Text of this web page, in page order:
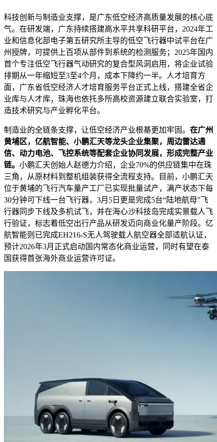
科技创新与制造业支撑，是广东低空经济高质量发展的核心底
气。在研发端，广东持续搭建高水平共享科研平台，2024年工
业和信息化部电子第五研究所主导的低空飞行器中试平台在广
州授牌，可提供上百项从部件到系统的检测服务；2025年国内
首个专注低空飞行器气动研究的复合型风洞启用，将企业试验
排期从一年缩短至3至4个月，成本下降约一半。人才培育方
面，广东省低空经济人才培育服务平台正式上线，搭建全省企
业库与人才库，珠海也依托多所高校资源建立联合实验室，打
造技术研究与产业孵化平台。
制造业的全链条支撑，让低空经济产业根基更加牢固。 在广州
黄埔区，亿航智能、小鹏汇天等龙头企业集聚，周边雷达通
信、动力电池、飞控系统等配套企业协同发展，形成完整产业
链。 小鹏汇天创始人赵德力介绍，企业70%的供应链集中在珠
三角，从原材料到整机组装获得全流程支持。目前，小鹏汇天
位于黄埔的飞行汽车量产工厂已实现批量试产，满产状态下每
30分钟可下线一台飞行器，3月5日更是完成5台“陆地航母”飞
行器同步下线及多机试飞，并在海心沙科技岛完成实景载人飞
行验证，标志着低空出行产品从研发迈向商业化量产阶段。亿
航智能则已完成EH216-S无人驾驶载人航空器全部适航认证，
预计2026年3月正式启动国内常态化商业运营，同时有望在泰
国获得首张海外商业运营许可证。